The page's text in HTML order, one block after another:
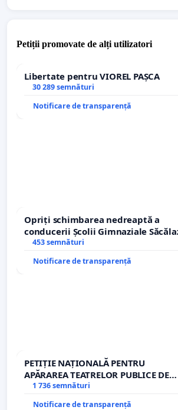
Petiții promovate de alți utilizatori
Libertate pentru VIOREL PAȘCA
30 289 semnături
Notificare de transparență
Opriți schimbarea nedreaptă a
conducerii Școlii Gimnaziale
453 semnături
Notificare de transparență
PETIȚIE NAȚIONALĂ PENTRU
APĂRAREA TEATRELOR PUBLICE DE
REPERTORIU DIN ROMÂNIA
1 736 semnături
Notificare de transparență